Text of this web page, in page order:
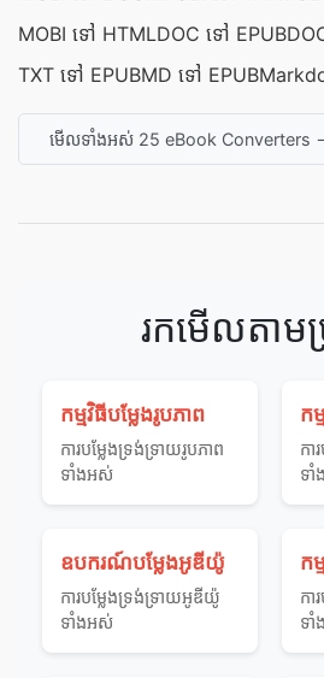
MOBI ទៅ HTMLDOC ទៅ EPUB
TXT ទៅ EPUBMD ទៅ EPUB
មើលទាំងអស់ 25 eBook Converters
រកមើលតាម
កម្មវិធីបម្លែងរូបភាព
ការ​បម្លែង​ទ្រង់ទ្រាយ​រូបភាព​
ទាំងអស់
ក
កា
ទ
ឧបករណ៍បម្លែងអូឌីយ៉ូ
ការ​បម្លែង​ទ្រង់ទ្រាយ​អូឌីយ៉ូ​
ទាំងអស់
ក
កា
ទ